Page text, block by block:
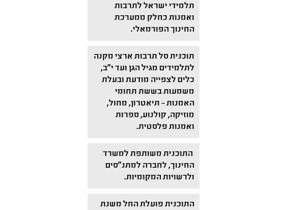
תלמידי ישראל לתרבות
ואמנות כחלק ממערכת
החינוך הפורמאלי.
תוכנית סל תרבות ארצי מקנה
לתלמידים מגיל הגן ועד י"ב,
כלים לצפייה מודעת ובעלת
משמעות בששת תחומי
האמנות – תיאטרון, מחול,
מוזיקה, קולנוע, ספרות
ואמנות פלסטית.
התוכנית משותפת למשרד
החינוך, לחברה למתנ"סים
ולרשויות המקומיות.
התוכנית פועלת החל משנת